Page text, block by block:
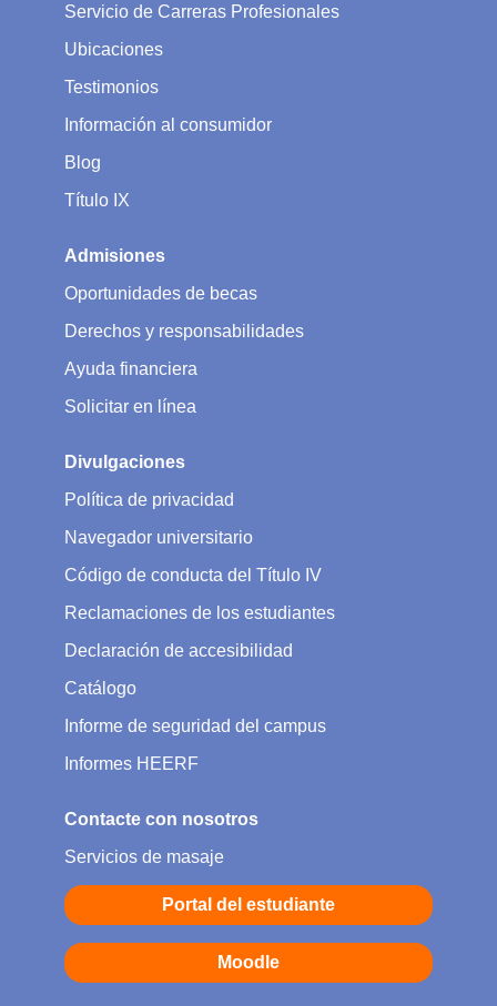
Servicio de Carreras Profesionales
Ubicaciones
Testimonios
Información al consumidor
Blog
Título IX
Admisiones
Oportunidades de becas
Derechos y responsabilidades
Ayuda financiera
Solicitar en línea
Divulgaciones
Política de privacidad
Navegador universitario
Código de conducta del Título IV
Reclamaciones de los estudiantes
Declaración de accesibilidad
Catálogo
Informe de seguridad del campus
Informes HEERF
Contacte con nosotros
Servicios de masaje
Portal del estudiante
Moodle